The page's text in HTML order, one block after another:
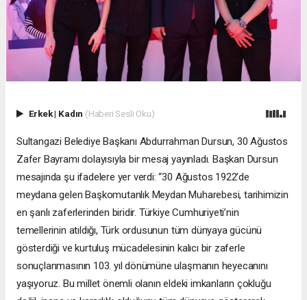
Erkek| Kadın (Haberi Sesli Oku)
Sultangazi Belediye Başkanı Abdurrahman Dursun, 30 Ağustos
Zafer Bayramı dolayısıyla bir mesaj yayınladı. Başkan Dursun
mesajında şu ifadelere yer verdi: “30 Ağustos 1922’de
meydana gelen Başkomutanlık Meydan Muharebesi, tarihimizin
en şanlı zaferlerinden biridir. Türkiye Cumhuriyeti’nin
temellerinin atıldığı, Türk ordusunun tüm dünyaya gücünü
gösterdiği ve kurtuluş mücadelesinin kalıcı bir zaferle
sonuçlanmasının 103. yıl dönümüne ulaşmanın heyecanını
yaşıyoruz. Bu millet önemli olanın eldeki imkanların çokluğu